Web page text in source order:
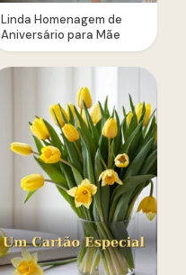
Linda Homenagem de
Aniversário para Mãe